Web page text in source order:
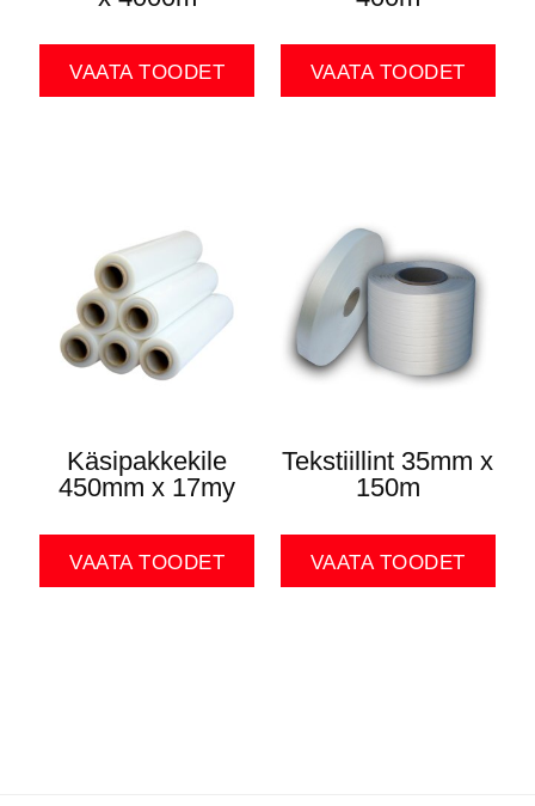
VAATA TOODET VAATA TOODET
Käsipakkekile
450mm x 17my
VAATA TOODET
Tekstiillint 35mm x
150m
VAATA TOODET